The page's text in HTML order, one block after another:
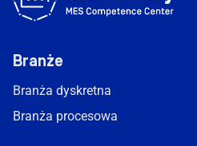
Branże
Branża dyskretna
Branża procesowa